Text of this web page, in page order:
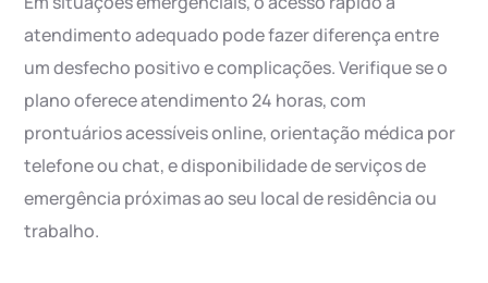
atendimento adequado pode fazer diferença entre
um desfecho positivo e complicações. Verifique se o
plano oferece atendimento 24 horas, com
prontuários acessíveis online, orientação médica por
telefone ou chat, e disponibilidade de serviços de
emergência próximas ao seu local de residência ou
trabalho.